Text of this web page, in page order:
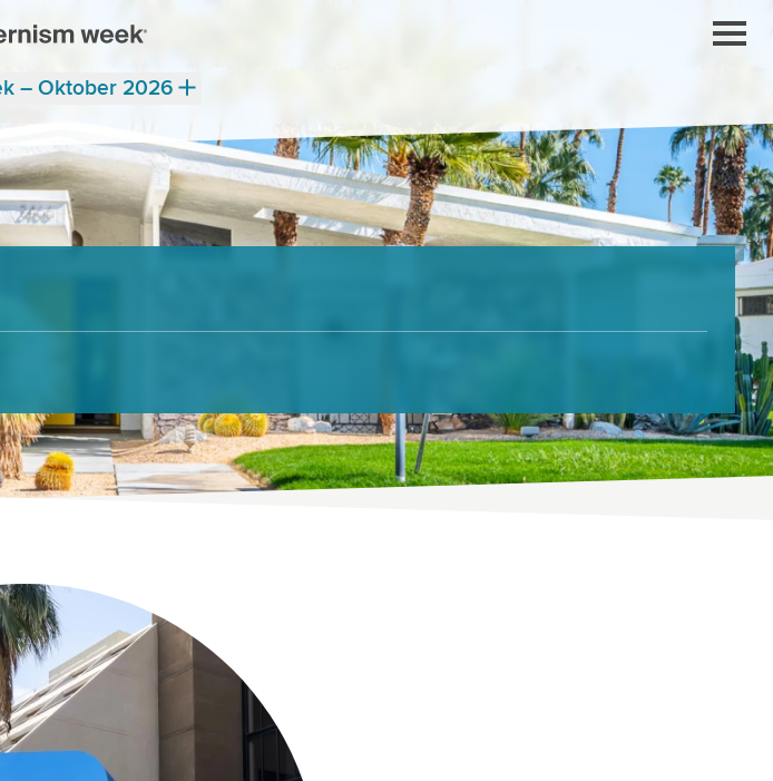
– Oktober 2026